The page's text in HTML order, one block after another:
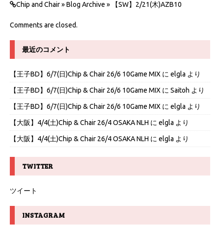
Chip and Chair » Blog Archive » 【SW】2/21(木)AZB10
Comments are closed.
最近のコメント
【王子BD】6/7(日)Chip & Chair 26/6 10Game MIX に elgla より
【王子BD】6/7(日)Chip & Chair 26/6 10Game MIX に Saitoh より
【王子BD】6/7(日)Chip & Chair 26/6 10Game MIX に elgla より
【大阪】4/4(土)Chip & Chair 26/4 OSAKA NLH に elgla より
【大阪】4/4(土)Chip & Chair 26/4 OSAKA NLH に elgla より
TWITTER
ツイート
INSTAGRAM